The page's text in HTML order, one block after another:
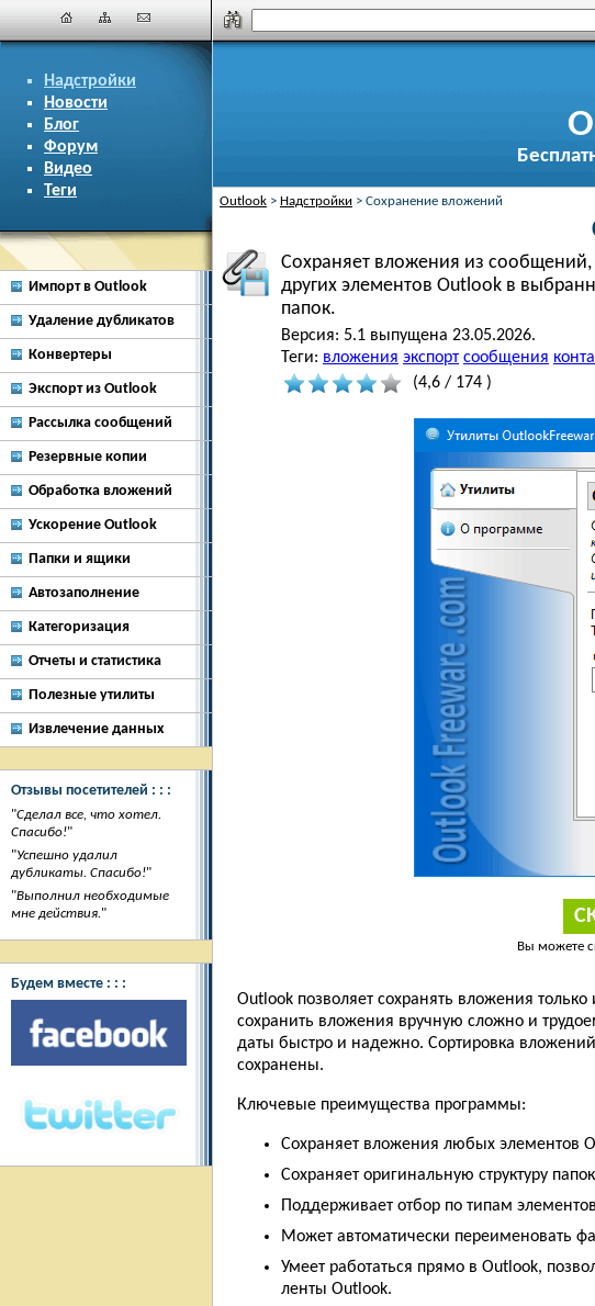
Надстройки
Новости
Блог
Форум
Видео
Теги
Outlook > Надстройки > Сохранение вложений
Импорт в Outlook
Удаление дубликатов
Конвертеры
Экспорт из Outlook
Рассылка сообщений
Резервные копии
Обработка вложений
Ускорение Outlook
Папки и ящики
Автозаполнение
Категоризация
Отчеты и статистика
Полезные утилиты
Извлечение данных
Отзывы посетителей : : :
"Сделал все, что хотел.
Спасибо!"
"Успешно удалил
дубликаты. Спасибо!"
"Выполнил необходимые
мне действия."
Будем вместе : : :
Сохраняет вложения из сообщений,
других элементов Outlook в
папок.
Версия: 5.1 выпущена 23.05.2026.
Теги: вложения экспорт сообщения
(4,6 / 174 )
Вы можете
Outlook позволяет сохранять вложения
сохранить вложения вручную сложно и
даты быстро и надежно. Сортировка
сохранены.
Ключевые преимущества программы:
Сохраняет вложения любых элементов
Сохраняет оригинальную структуру
Поддерживает отбор по типам
Может автоматически переименовать
Умеет работаться прямо в Outlook,
ленты Outlook.